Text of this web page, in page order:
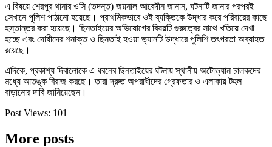
এ বিষয়ে শেরপুর থানার ওসি (তদন্ত) জয়নাল আবেদীন জানান, ঘটনাটি জানার পরপরই
সেখানে পুলিশ পাঠানো হয়েছে। প্রাথমিকভাবে ওই ব্যক্তিকে উদ্ধার করে পরিবারের কাছে
হস্তান্তর করা হয়েছে। ছিনতাইয়ের অভিযোগের বিষয়টি গুরুত্বের সাথে খতিয়ে দেখা
হচ্ছে এবং দোষীদের শনাক্ত ও ছিনতাই হওয়া ভ্যানটি উদ্ধারে পুলিশি তৎপরতা অব্যাহত
রয়েছে।
এদিকে, প্রকাশ্য দিবালোকে এ ধরনের ছিনতাইয়ের ঘটনায় স্থানীয় অটোভ্যান চালকদের
মধ্যে আতঙ্ক বিরাজ করছে। তারা দ্রুত অপরাধীদের গ্রেফতার ও এলাকায় টহল
বাড়ানোর দাবি জানিয়েছেন।
Post Views: 101
More posts